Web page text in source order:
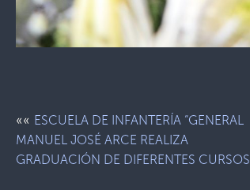
«« ESCUELA DE INFANTERÍA “GENERAL
MANUEL JOSÉ ARCE REALIZA
GRADUACIÓN DE DIFERENTES CURSOS